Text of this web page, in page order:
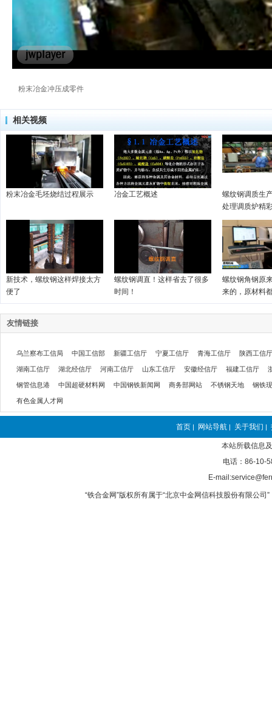
粉末冶金冲压成零件
相关视频
粉末冶金毛坯烧结过程展示 冶金工艺概述
螺纹钢调质生
处理调质炉精
新技术，螺纹钢这样焊接太方
便了
螺纹钢调直！这样省去了很多
时间！
螺纹钢角钢原
来的，原材料
友情链接
乌兰察布工信局 中国工信部 新疆工信厅 宁夏工信厅 青海工信厅 陕西工信厅
湖南工信厅 湖北经信厅 河南工信厅 山东工信厅 安徽经信厅 福建工信厅
钢管信息港 中国超硬材料网 中国钢铁新闻网 商务部网站 不锈钢天地 钢铁
有色金属人才网
首页 | 网站导航 | 关于我们 |
本站所载信息
电话：86-10-
E-
“铁合金网”版权所有属于“北京中金网信科技股份有限公司